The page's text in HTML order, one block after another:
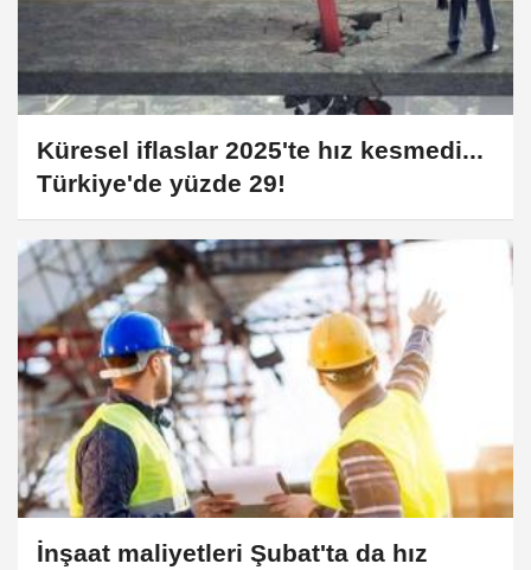
Küresel iflaslar 2025'te hız kesmedi...
Türkiye'de yüzde 29!
İnşaat maliyetleri Şubat'ta da hız